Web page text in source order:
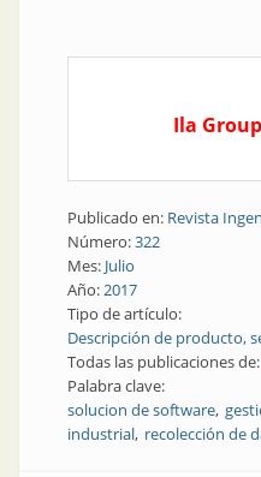
Ila Group
Publicado en: Revista
Número:322
Mes: Julio
Año:2017
Tipo de artículo:
Descripción de producto,
Todas las publicaciones de:
Palabra clave:
solucion de software
industrial recolección de